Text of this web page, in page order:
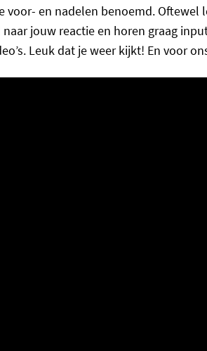
voor- en nadelen benoemd. Oftewel
jouw reactie en horen graag
Leuk dat je weer kijkt! En voor